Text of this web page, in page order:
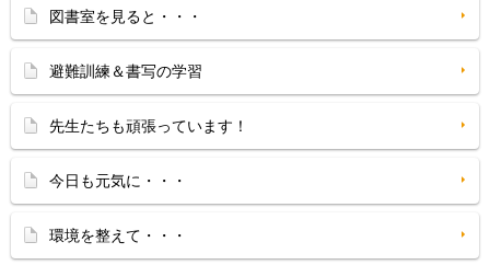
図書室を見ると・・・
避難訓練＆書写の学習
先生たちも頑張っています！
今日も元気に・・・
環境を整えて・・・